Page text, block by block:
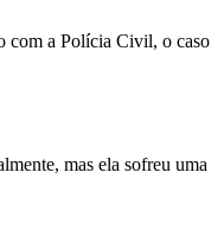
com a Polícia Civil, o caso
mas ela sofreu uma